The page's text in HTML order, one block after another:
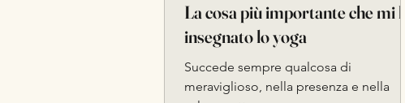
La cosa più importante che mi ha
insegnato lo yoga
Succede sempre qualcosa di
meraviglioso, nella presenza e nella